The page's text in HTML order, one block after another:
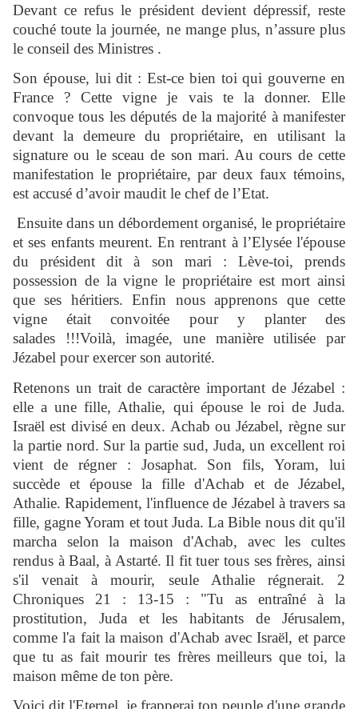
Devant ce refus le président devient dépressif, reste
couché toute la journée, ne mange plus, n’assure plus
le conseil des Ministres .
Son épouse, lui dit : Est-ce bien toi qui gouverne en
France ? Cette vigne je vais te la donner. Elle
convoque tous les députés de la majorité à manifester
devant la demeure du propriétaire, en utilisant la
signature ou le sceau de son mari. Au cours de cette
manifestation le propriétaire, par deux faux témoins,
est accusé d’avoir maudit le chef de l’Etat.
Ensuite dans un débordement organisé, le propriétaire
et ses enfants meurent. En rentrant à l’Elysée l'épouse
du président dit à son mari : Lève-toi, prends
possession de la vigne le propriétaire est mort ainsi
que ses héritiers. Enfin nous apprenons que cette
vigne était convoitée pour y planter des
salades !!!Voilà, imagée, une manière utilisée par
Jézabel pour exercer son autorité.
Retenons un trait de caractère important de Jézabel :
elle a une fille, Athalie, qui épouse le roi de Juda.
Israël est divisé en deux. Achab ou Jézabel, règne sur
la partie nord. Sur la partie sud, Juda, un excellent roi
vient de régner : Josaphat. Son fils, Yoram, lui
succède et épouse la fille d'Achab et de Jézabel,
Athalie. Rapidement, l'influence de Jézabel à travers sa
fille, gagne Yoram et tout Juda. La Bible nous dit qu'il
marcha selon la maison d'Achab, avec les cultes
rendus à Baal, à Astarté. Il fit tuer tous ses frères, ainsi
s'il venait à mourir, seule Athalie régnerait. 2
Chroniques 21 : 13-15 : "Tu as entraîné à la
prostitution, Juda et les habitants de Jérusalem,
comme l'a fait la maison d'Achab avec Israël, et parce
que tu as fait mourir tes frères meilleurs que toi, la
maison même de ton père.
Voici dit l'Eternel, je frapperai ton peuple d'une grande